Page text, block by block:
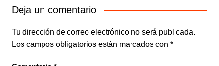
Deja un comentario
Tu dirección de correo electrónico no será publicada.
Los campos obligatorios están marcados con *